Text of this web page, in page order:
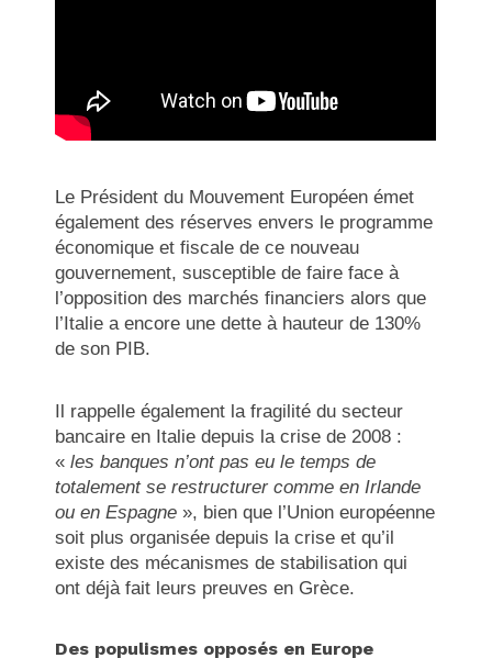
Le Président du Mouvement Européen émet
également des réserves envers le programme
économique et fiscale de ce nouveau
gouvernement, susceptible de faire face à
l’opposition des marchés financiers alors que
l’Italie a encore une dette à hauteur de 130%
de son PIB.
Il rappelle également la fragilité du secteur
bancaire en Italie depuis la crise de 2008 :
«les banques n’ont pas eu le temps de
totalement se restructurer comme en Irlande
ou en Espagne », bien que l’Union européenne
soit plus organisée depuis la crise et qu’il
existe des mécanismes de stabilisation qui
ont déjà fait leurs preuves en Grèce.
Des populismes opposés en Europe